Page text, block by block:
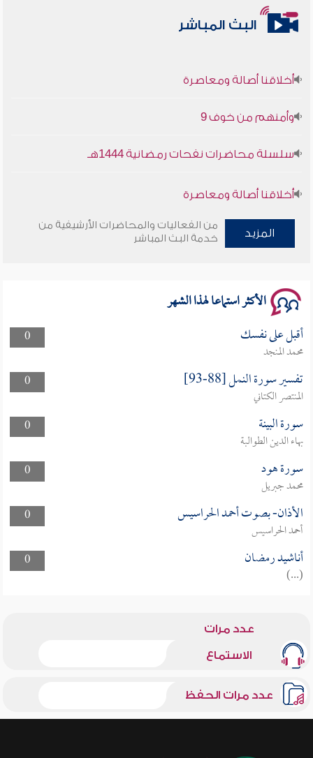
البث المباشر
أخلاقنا أصالة ومعاصرة
وأمنهم من خوف 9
أخلاقنا أصالة ومعاصرة
وأمنهم من خوف 9
المزيد
من الفعاليات والمحاضرات الأرشيفية من
خدمة البث المباشر
الأكثر استماعا لهذا الشهر
0 أقبل على نفسك
محمد المنجد
0
تفسير سورة النمل [88-93]
المنتصر الكتاني
0
سورة البينة
بهاء الدين الطوالبة
0
سورة هود
محمد جبريل
0
الأذان- بصوت أحمد الحراسيس
أحمد الحراسيس
0
أناشيد رمضان
(...)
عدد مرات
الاستماع
عدد مرات الحفظ